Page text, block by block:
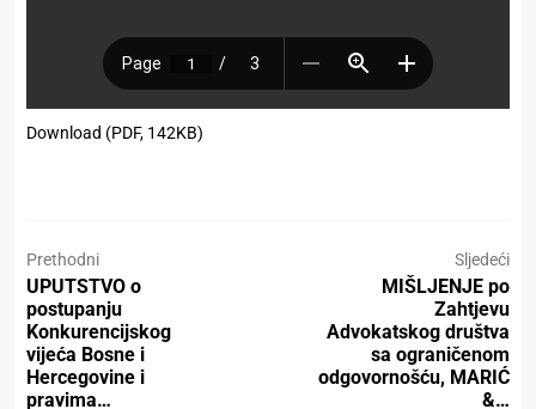
Download (PDF, 142KB)
Prethodni
UPUTSTVO o
postupanju
Konkurencijskog
vijeća Bosne i
Hercegovine i
pravima…
Sljedeći
MIŠLJENJE po
Zahtjevu
Advokatskog društva
sa ograničenom
odgovornošću, MARIĆ
&…